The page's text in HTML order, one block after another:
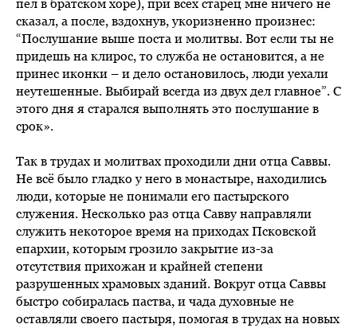
пел в братском хоре), при всех старец мне ничего не
сказал, а после, вздохнув, укоризненно произнес:
“Послушание выше поста и молитвы. Вот если ты не
придешь на клирос, то служба не остановится, а не
принес иконки – и дело остановилось, люди уехали
неутешенные. Выбирай всегда из двух дел главное”. С
этого дня я старался выполнять это послушание в
срок».
Так в трудах и молитвах проходили дни отца Саввы.
Не всё было гладко у него в монастыре, находились
люди, которые не понимали его пастырского
служения. Несколько раз отца Савву направляли
служить некоторое время на приходах Псковской
епархии, которым грозило закрытие из-за
отсутствия прихожан и крайней степени
разрушенных храмовых зданий. Вокруг отца Саввы
быстро собиралась паства, и чада духовные не
оставляли своего пастыря, помогая в трудах на новых